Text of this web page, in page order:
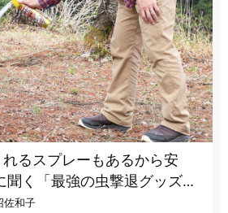
るスプレーもあるから安
イトで使う虫よけ】
佐和子